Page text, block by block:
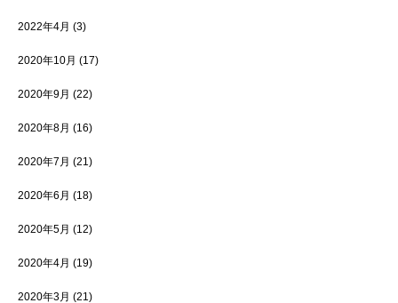
2022年4月 (3)
2020年10月 (17)
2020年9月 (22)
2020年8月 (16)
2020年7月 (21)
2020年6月 (18)
2020年5月 (12)
2020年4月 (19)
2020年3月 (21)